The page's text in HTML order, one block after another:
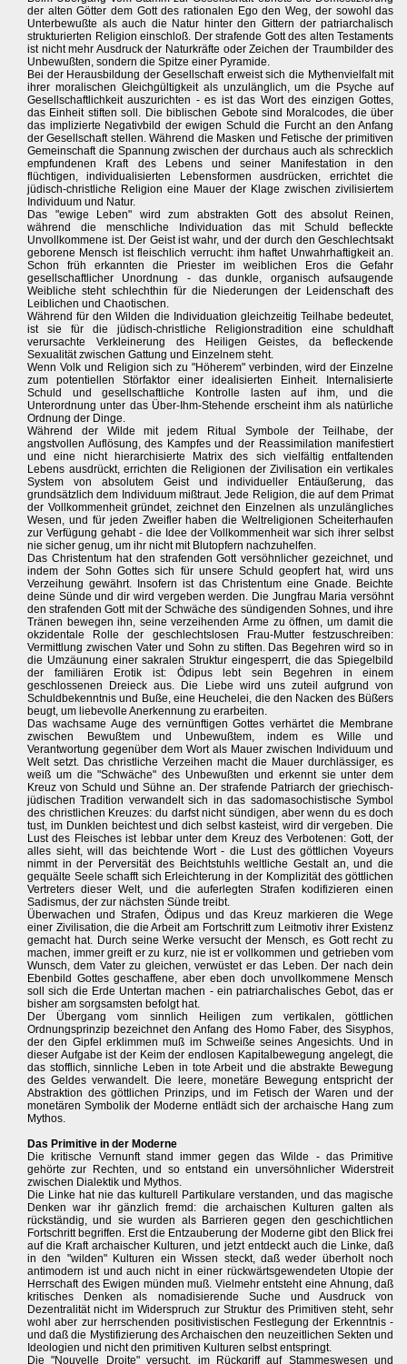
der alten Götter dem Gott des rationalen Ego den Weg, der sowohl das
Unterbewußte als auch die Natur hinter den Gittern der patriarchalisch
strukturierten Religion einschloß. Der strafende Gott des alten Testaments
ist nicht mehr Ausdruck der Naturkräfte oder Zeichen der Traumbilder des
Unbewußten, sondern die Spitze einer Pyramide.
Bei der Herausbildung der Gesellschaft erweist sich die Mythenvielfalt mit
ihrer moralischen Gleichgültigkeit als unzulänglich, um die Psyche auf
Gesellschaftlichkeit auszurichten - es ist das Wort des einzigen Gottes,
das Einheit stiften soll. Die biblischen Gebote sind Moralcodes, die über
das implizierte Negativbild der ewigen Schuld die Furcht an den Anfang
der Gesellschaft stellen. Während die Masken und Fetische der primitiven
Gemeinschaft die Spannung zwischen der durchaus auch als schrecklich
empfundenen Kraft des Lebens und seiner Manifestation in den
flüchtigen, individualisierten Lebensformen ausdrücken, errichtet die
jüdisch-christliche Religion eine Mauer der Klage zwischen zivilisiertem
Individuum und Natur.
Das "ewige Leben" wird zum abstrakten Gott des absolut Reinen,
während die menschliche Individuation das mit Schuld befleckte
Unvollkommene ist. Der Geist ist wahr, und der durch den Geschlechtsakt
geborene Mensch ist fleischlich verrucht: ihm haftet Unwahrhaftigkeit an.
Schon früh erkannten die Priester im weiblichen Eros die Gefahr
gesellschaftlicher Unordnung - das dunkle, organisch aufsaugende
Weibliche steht schlechthin für die Niederungen der Leidenschaft des
Leiblichen und Chaotischen.
Während für den Wilden die Individuation gleichzeitig Teilhabe bedeutet,
ist sie für die jüdisch-christliche Religionstradition eine schuldhaft
verursachte Verkleinerung des Heiligen Geistes, da befleckende
Sexualität zwischen Gattung und Einzelnem steht.
Wenn Volk und Religion sich zu "Höherem" verbinden, wird der Einzelne
zum potentiellen Störfaktor einer idealisierten Einheit. Internalisierte
Schuld und gesellschaftliche Kontrolle lasten auf ihm, und die
Unterordnung unter das Über-Ihm-Stehende erscheint ihm als natürliche
Ordnung der Dinge.
Während der Wilde mit jedem Ritual Symbole der Teilhabe, der
angstvollen Auflösung, des Kampfes und der Reassimilation manifestiert
und eine nicht hierarchisierte Matrix des sich vielfältig entfaltenden
Lebens ausdrückt, errichten die Religionen der Zivilisation ein vertikales
System von absolutem Geist und individueller Entäußerung, das
grundsätzlich dem Individuum mißtraut. Jede Religion, die auf dem Primat
der Vollkommenheit gründet, zeichnet den Einzelnen als unzulängliches
Wesen, und für jeden Zweifler haben die Weltreligionen Scheiterhaufen
zur Verfügung gehabt - die Idee der Vollkommenheit war sich ihrer selbst
nie sicher genug, um ihr nicht mit Blutopfern nachzuhelfen.
Das Christentum hat den strafenden Gott versöhnlicher gezeichnet, und
indem der Sohn Gottes sich für unsere Schuld geopfert hat, wird uns
Verzeihung gewährt. Insofern ist das Christentum eine Gnade. Beichte
deine Sünde und dir wird vergeben werden. Die Jungfrau Maria versöhnt
den strafenden Gott mit der Schwäche des sündigenden Sohnes, und ihre
Tränen bewegen ihn, seine verzeihenden Arme zu öffnen, um damit die
okzidentale Rolle der geschlechtslosen Frau-Mutter festzuschreiben:
Vermittlung zwischen Vater und Sohn zu stiften. Das Begehren wird so in
die Umzäunung einer sakralen Struktur eingesperrt, die das Spiegelbild
der familiären Erotik ist: Ödipus lebt sein Begehren in einem
geschlossenen Dreieck aus. Die Liebe wird uns zuteil aufgrund von
Schuldbekenntnis und Buße, eine Heuchelei, die den Nacken des Büßers
beugt, um liebevolle Anerkennung zu erarbeiten.
Das wachsame Auge des vernünftigen Gottes verhärtet die Membrane
zwischen Bewußtem und Unbewußtem, indem es Wille und
Verantwortung gegenüber dem Wort als Mauer zwischen Individuum und
Welt setzt. Das christliche Verzeihen macht die Mauer durchlässiger, es
weiß um die "Schwäche" des Unbewußten und erkennt sie unter dem
Kreuz von Schuld und Sühne an. Der strafende Patriarch der griechisch-
jüdischen Tradition verwandelt sich in das sadomasochistische Symbol
des christlichen Kreuzes: du darfst nicht sündigen, aber wenn du es doch
tust, im Dunklen beichtest und dich selbst kasteist, wird dir vergeben. Die
Lust des Fleisches ist lebbar unter dem Kreuz des Verbotenen: Gott, der
alles sieht, will das beichtende Wort - die Lust des göttlichen Voyeurs
nimmt in der Perversität des Beichtstuhls weltliche Gestalt an, und die
gequälte Seele schafft sich Erleichterung in der Komplizität des göttlichen
Vertreters dieser Welt, und die auferlegten Strafen kodifizieren einen
Sadismus, der zur nächsten Sünde treibt.
Überwachen und Strafen, Ödipus und das Kreuz markieren die Wege
einer Zivilisation, die die Arbeit am Fortschritt zum Leitmotiv ihrer Existenz
gemacht hat. Durch seine Werke versucht der Mensch, es Gott recht zu
machen, immer greift er zu kurz, nie ist er vollkommen und getrieben vom
Wunsch, dem Vater zu gleichen, verwüstet er das Leben. Der nach dein
Ebenbild Gottes geschaffene, aber eben doch unvollkommene Mensch
soll sich die Erde Untertan machen - ein patriarchalisches Gebot, das er
bisher am sorgsamsten befolgt hat.
Der Übergang vom sinnlich Heiligen zum vertikalen, göttlichen
Ordnungsprinzip bezeichnet den Anfang des Homo Faber, des Sisyphos,
der den Gipfel erklimmen muß im Schweiße seines Angesichts. Und in
dieser Aufgabe ist der Keim der endlosen Kapitalbewegung angelegt, die
das stofflich, sinnliche Leben in tote Arbeit und die abstrakte Bewegung
des Geldes verwandelt. Die leere, monetäre Bewegung entspricht der
Abstraktion des göttlichen Prinzips, und im Fetisch der Waren und der
monetären Symbolik der Moderne entlädt sich der archaische Hang zum
Mythos.
Das Primitive in der Moderne
Die kritische Vernunft stand immer gegen das Wilde - das Primitive
gehörte zur Rechten, und so entstand ein unversöhnlicher Widerstreit
zwischen Dialektik und Mythos.
Die Linke hat nie das kulturell Partikulare verstanden, und das magische
Denken war ihr gänzlich fremd: die archaischen Kulturen galten als
rückständig, und sie wurden als Barrieren gegen den geschichtlichen
Fortschritt begriffen. Erst die Entzauberung der Moderne gibt den Blick frei
auf die Kraft archaischer Kulturen, und jetzt entdeckt auch die Linke, daß
in den "wilden" Kulturen ein Wissen steckt, daß weder überholt noch
antimodern ist und auch nicht in einer rückwärtsgewendeten Utopie der
Herrschaft des Ewigen münden muß. Vielmehr entsteht eine Ahnung, daß
kritisches Denken als nomadisierende Suche und Ausdruck von
Dezentralität nicht im Widerspruch zur Struktur des Primitiven steht, sehr
wohl aber zur herrschenden positivistischen Festlegung der Erkenntnis -
und daß die Mystifizierung des Archaischen den neuzeitlichen Sekten und
Ideologien und nicht den primitiven Kulturen selbst entspringt.
Die "Nouvelle Droite" versucht, im Rückgriff auf Stammeswesen und